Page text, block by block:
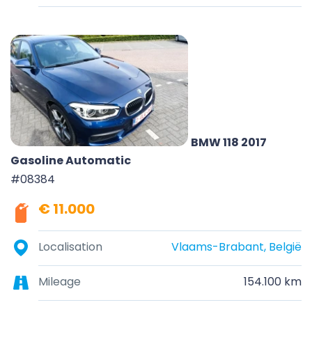
BMW 118 2017
Gasoline Automatic
#08384
€ 11.000
Localisation Vlaams-Brabant, België
Mileage 154.100 km